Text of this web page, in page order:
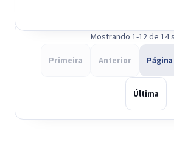
Mostrando 1-12 de 14
Primeira Anterior
Última